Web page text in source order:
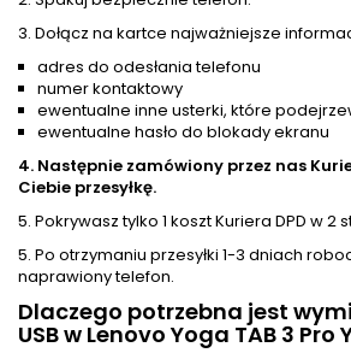
3. Dołącz na kartce najważniejsze
adres do odesłania telefonu
numer kontaktowy
ewentualne inne usterki, które
ewentualne hasło do blokady ekranu
4. Następnie zamówiony przez nas
Ciebie przesyłkę.
5. Pokrywasz tylko 1 koszt Kuriera DPD w 2
5. Po otrzymaniu przesyłki 1-3 dniach
naprawiony telefon.
Dlaczego potrzebna jest
USB w Lenovo Yoga TAB 3 Pro